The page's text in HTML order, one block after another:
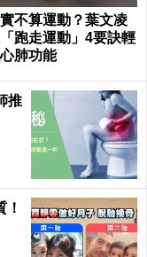
不算運動？葉文凌
跑走運動」4要訣輕
肺功能
推